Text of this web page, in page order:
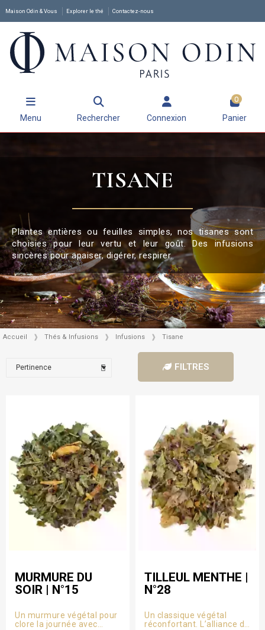
Maison Odin & Vous Explorer le thé Contactez-nous
Menu Rechercher Connexion
0
Panier
TISANE
Plantes entières ou feuilles simples, nos tisanes sont
choisies pour leur vertu et leur goût. Des infusions
sincères pour apaiser, digérer, respirer.
Accueil Thés & Infusions Infusions Tisane
FILTRES
MURMURE DU
SOIR | N°15
Un murmure végétal pour
clore la journée avec
TILLEUL MENTHE |
N°28
Un classique végétal
réconfortant. L’alliance du